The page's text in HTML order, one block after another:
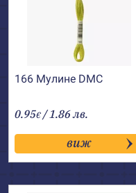
166 Мулине DMC
0.95€ / 1.86 лв.
виж